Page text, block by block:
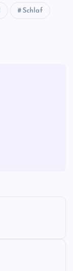
Schlaf